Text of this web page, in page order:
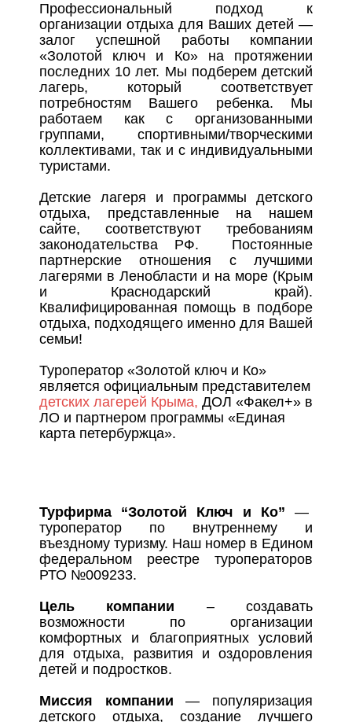
Профессиональный подход к
организации отдыха для Ваших детей —
залог успешной работы компании
«Золотой ключ и Ко» на протяжении
последних 10 лет. Мы подберем детский
лагерь, который соответствует
потребностям Вашего ребенка. Мы
работаем как с организованными
группами, спортивными/творческими
коллективами, так и с индивидуальными
туристами.
Детские лагеря и программы детского
отдыха, представленные на нашем
сайте, соответствуют требованиям
законодательства РФ. Постоянные
партнерские отношения с лучшими
лагерями в Ленобласти и на море (Крым
и Краснодарский край).
Квалифицированная помощь в подборе
отдыха, подходящего именно для Вашей
семьи!
Туроператор «Золотой ключ и Ко»
является официальным представителем
детских лагерей Крыма, ДОЛ «Факел+» в
ЛО и партнером программы «Единая
карта петербуржца».
Турфирма “Золотой Ключ и Ко” —
туроператор по внутреннему и
въездному туризму. Наш номер в Едином
федеральном реестре туроператоров
РТО №009233.
Цель компании – создавать
возможности по организации
комфортных и благоприятных условий
для отдыха, развития и оздоровления
детей и подростков.
Миссия компании — популяризация
детского отдыха, создание лучшего